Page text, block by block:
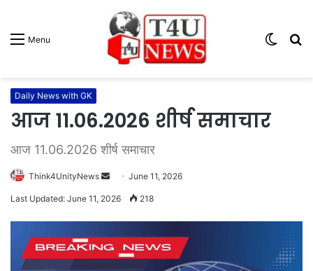
Menu
Switch
Daily News with GK
आज 11.06.2026 शीर्ष समाचार
आज 11.06.2026 शीर्ष समाचार
Think4UnityNews
a
n
June 11, 2026
Last Updated: June 11, 2026 218